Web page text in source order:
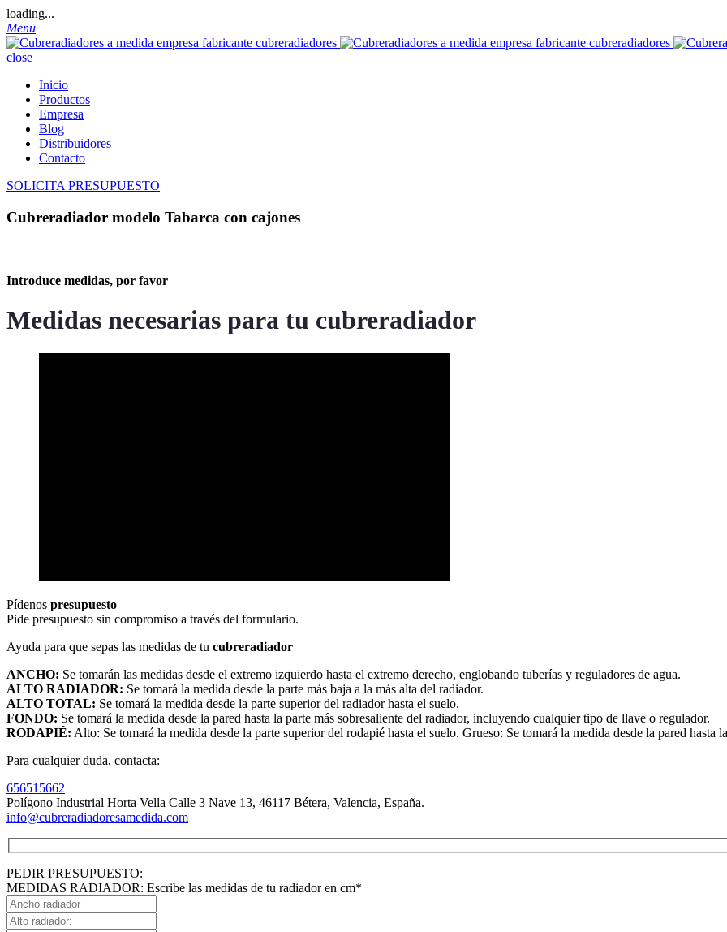
loading...
Menu
close
Inicio
Productos
Empresa
Blog
Distribuidores
Contacto
SOLICITA PRESUPUESTO
Cubreradiador modelo Tabarca con cajones
Introduce medidas, por favor
Medidas necesarias para tu cubreradiador
Pídenos presupuesto
Pide presupuesto sin compromiso a través del formulario.
Ayuda para que sepas las medidas de tu cubreradiador
ANCHO: Se tomarán las medidas desde el extremo izquierdo hasta el extremo derecho, englobando tuberías y reguladores de agua.
ALTO RADIADOR: Se tomará la medida desde la parte más baja a la más alta del radiador.
ALTO TOTAL: Se tomará la medida desde la parte superior del radiador hasta el suelo.
FONDO: Se tomará la medida desde la pared hasta la parte más sobresaliente del radiador, incluyendo cualquier tipo de llave o regulador.
RODAPIÉ: Alto: Se tomará la medida desde la parte superior del rodapié hasta el suelo. Grueso: Se tomará la medida desde la pared hasta
Para cualquier duda, contacta:
656515662
Polígono Industrial Horta Vella Calle 3 Nave 13, 46117 Bétera, Valencia, España.
info@cubreradiadoresamedida.com
PEDIR PRESUPUESTO:
MEDIDAS RADIADOR: Escribe las medidas de tu radiador en cm*